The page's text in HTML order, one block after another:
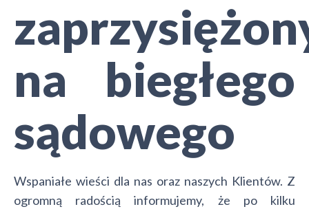
na biegłego
sądowego
Wspaniałe wieści dla nas oraz naszych Klientów. Z
ogromną radością informujemy, że po kilku